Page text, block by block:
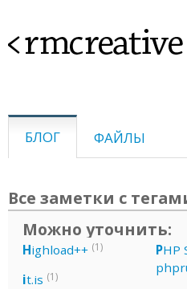
<rmcreative>
БЛОГ ФАЙЛЫ
Все заметки с
Можно уточнить:
Highload++ (1)
it.is (1)
PHP